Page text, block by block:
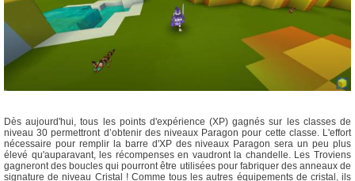
Dès aujourd'hui, tous les points d'expérience (XP) gagnés sur les classes de
niveau 30 permettront d’obtenir des niveaux Paragon pour cette classe. L'effort
nécessaire pour remplir la barre d'XP des niveaux Paragon sera un peu plus
élevé qu'auparavant, les récompenses en vaudront la chandelle. Les Troviens
gagneront des boucles qui pourront être utilisées pour fabriquer des anneaux de
signature de niveau Cristal ! Comme tous les autres équipements de cristal, ils